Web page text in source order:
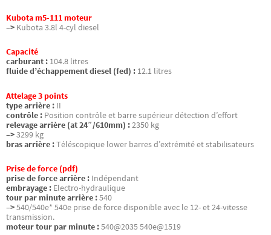
Kubota m5-111 moteur
–> Kubota 3.8l 4-cyl diesel
Capacité
carburant : 104.8 litres
fluide d’échappement diesel (fed) : 12.1 litres
Attelage 3 points
type arrière : II
contrôle : Position contrôle et barre supérieur détection d’effort
relevage arrière (at 24″/610mm) :2350 kg
–>3299 kg
bras arrière :Téléscopique lower barres d’extrémité et stabilisateurs
Prise de force (pdf)
prise de force arrière : Indépendant
embrayage : Electro-hydraulique
tour par minute arrière :540
–>540/540e* 540e prise de force disponible avec le 12- et 24-vitesse
transmission.
moteur tour par minute :540@2035 540e@1519